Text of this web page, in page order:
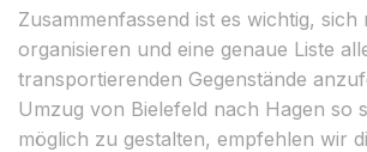
Zusammenfassend ist es wichtig, sich
organisieren und eine genaue Liste
transportierenden Gegenstände
Umzug von Bielefeld nach Hagen so
möglich zu gestalten, empfehlen wir